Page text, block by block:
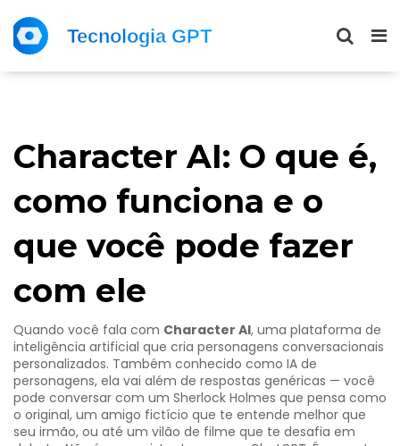
Character AI: O que é,
como funciona e o
que você pode fazer
com ele
Quando você fala com Character AI, uma plataforma de
inteligência artificial que cria personagens conversacionais
personalizados. Também conhecido como IA de
personagens, ela vai além de respostas genéricas — você
pode conversar com um Sherlock Holmes que pensa como
o original, um amigo fictício que te entende melhor que
seu irmão, ou até um vilão de filme que te desafia em